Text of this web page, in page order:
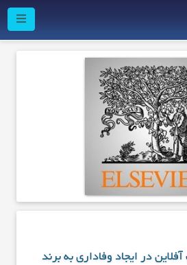
در ایجاد وفاداری به برند